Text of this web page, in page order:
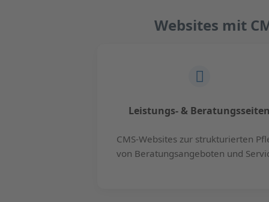
Websites mit
Leistungs- &
CMS-Websites zur strukturierten
von Beratungsangeboten und